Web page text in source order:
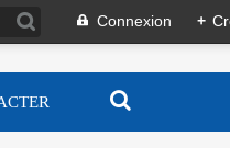
Connexion +